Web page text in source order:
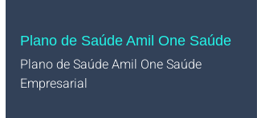
Plano de Saúde Amil One Saúde
Plano de Saúde Amil One Saúde
Empresarial